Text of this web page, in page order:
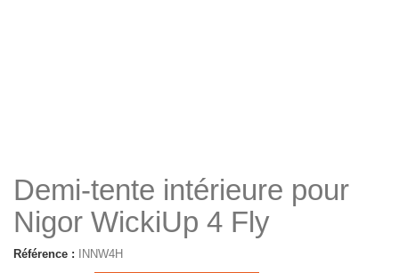
Demi-tente intérieure pour
Nigor WickiUp 4 Fly
Référence : INNW4H